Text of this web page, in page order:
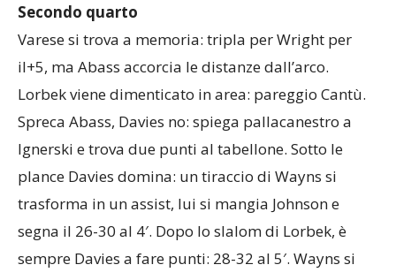
Secondo quarto
Varese si trova a memoria: tripla per Wright per
il+5, ma Abass accorcia le distanze dall’arco.
Lorbek viene dimenticato in area: pareggio Cantù.
Spreca Abass, Davies no: spiega pallacanestro a
Ignerski e trova due punti al tabellone. Sotto le
plance Davies domina: un tiraccio di Wayns si
trasforma in un assist, lui si mangia Johnson e
segna il 26-30 al 4′. Dopo lo slalom di Lorbek, è
sempre Davies a fare punti: 28-32 al 5′. Wayns si